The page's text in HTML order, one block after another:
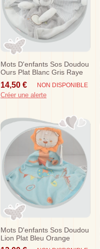
Mots D'enfants Sos Doudou
Ours Plat Blanc Gris Raye
14,50 € NON DISPONIBLE
Créer une alerte
Mots D'enfants Sos Doudou
Lion Plat Bleu Orange
Acrobate